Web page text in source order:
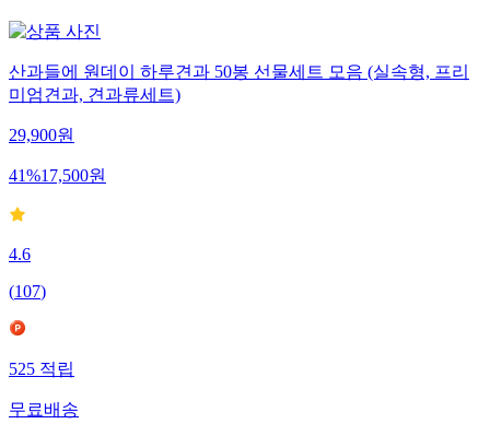
산과들에 원데이 하루견과 50봉 선물세트 모음 (실속형, 프리
미엄견과, 견과류세트)
29,900원
41%17,500원
4.6
(107)
525적립
무료배송